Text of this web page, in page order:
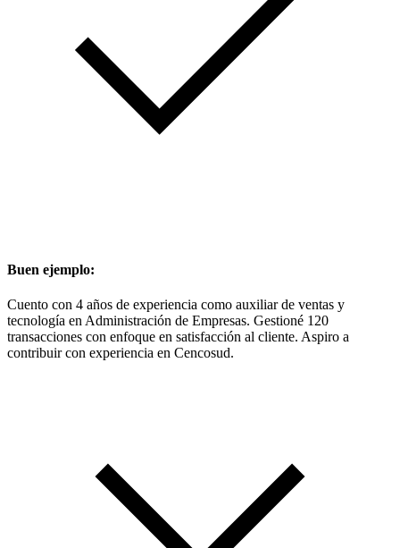
Buen ejemplo:
Cuento con 4 años de experiencia como auxiliar de ventas y
tecnología en Administración de Empresas. Gestioné 120
transacciones con enfoque en satisfacción al cliente. Aspiro a
contribuir con experiencia en Cencosud.